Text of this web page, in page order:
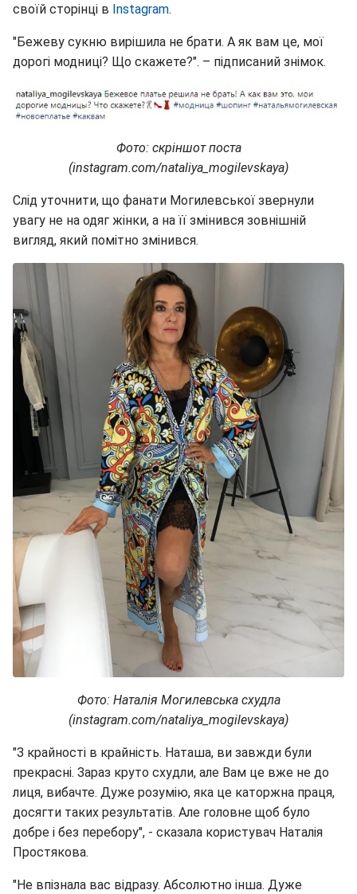
своїй сторінці в Instagram.
"Бежеву сукню вирішила не брати. А як вам це, мої
дорогі модниці? Що скажете?". – підписаний знімок.
Фото: скріншот поста
(instagram.com/nataliya_mogilevskaya)
Слід уточнити, що фанати Могилевської звернули
увагу не на одяг жінки, а на її змінився зовнішній
вигляд, який помітно змінився.
Фото: Наталія Могилевська схудла
(instagram.com/nataliya_mogilevskaya)
"З крайності в крайність. Наташа, ви завжди були
прекрасні. Зараз круто схудли, але Вам це вже не до
лиця, вибачте. Дуже розумію, яка це каторжна праця,
досягти таких результатів. Але головне щоб було
добре і без перебору", - сказала користувач Наталія
Простякова.
"Не впізнала вас відразу. Абсолютно інша. Дуже